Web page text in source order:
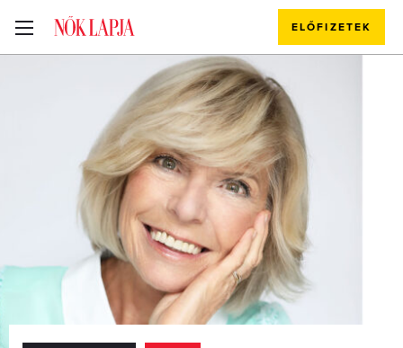
ELŐFIZETEK